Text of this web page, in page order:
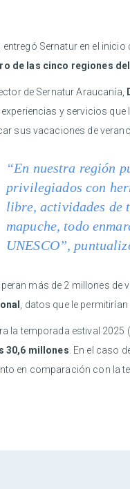
Sernatur en el
de las cinco regiones
de Sernatur Araucanía,
experiencias y servicios
sus vacaciones de verano.
“En nuestra región
privilegiados con
libre, actividades de
mapuche, todo
UNESCO”,
más de 2 millones
, datos que le
la temporada estival
30,6 millones . En el caso
en comparación con la